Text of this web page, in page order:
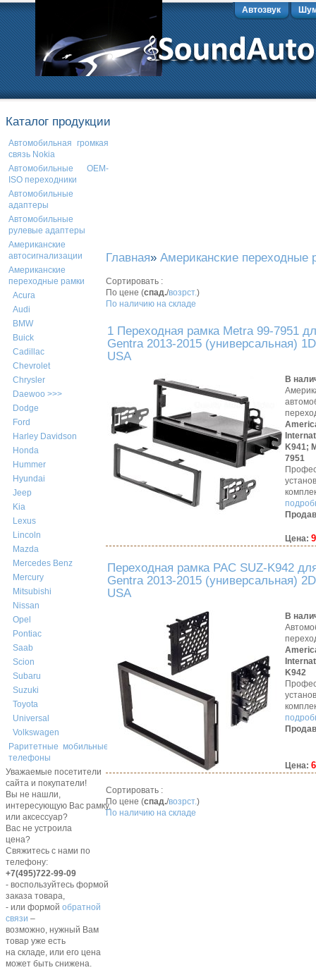
Автозвук
Каталог продукции
Автомобильная громкая
связь Nokia
Автомобильные OEM-
ISO переходники
Автомобильные
адаптеры
Автомобильные
рулевые адаптеры
Американские
автосигнализации
Американские
переходные рамки
Acura
Audi
BMW
Buick
Cadillac
Chevrolet
Chrysler
Daewoo >>>
Dodge
Ford
Harley Davidson
Honda
Hummer
Hyundai
Jeep
Kia
Lexus
Lincoln
Mazda
Mercedes Benz
Mercury
Mitsubishi
Nissan
Opel
Pontiac
Saab
Scion
Subaru
Suzuki
Toyota
Universal
Volkswagen
Раритетные мобильные
телефоны
Уважаемые посетители
сайта и покупатели!
Вы не нашли,
интересующую Вас рамку,
или аксессуар?
Вас не устроила
цена?
Свяжитесь с нами по
телефону:
+7(495)722-99-09
- воспользуйтесь формой
заказа товара,
- или формой обратной
связи –
возможно, нужный Вам
товар уже есть
на складе, или его цена
может быть снижена.
Главная» Американские переходные
Сортировать :
По цене (спад./возрст.)
По наличию на складе
1 Переходная рамка Metra 99-7951
Gentra 2013-2015 (универсальная)
USA
В
K941;
7951
Цена:
Переходная рамка PAC SUZ-K942
Gentra 2013-2015 (универсальная)
USA
В
K942
Цена:
Сортировать :
По цене (спад./возрст.)
По наличию на складе